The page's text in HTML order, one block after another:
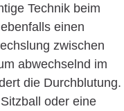
Technik beim
einen
zwischen
abwechselnd im
die Durchblutung.
oder eine